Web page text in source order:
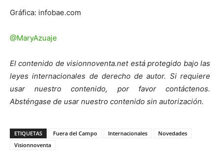
Gráfica: infobae.com
@MaryAzuaje
El contenido de visionnoventa.net está protegido bajo las
leyes internacionales de derecho de autor. Si requiere
usar nuestro contenido, por favor contáctenos.
Absténgase de usar nuestro contenido sin autorización.
ETIQUETAS Fuera del Campo Internacionales
Novedades
Visionnoventa